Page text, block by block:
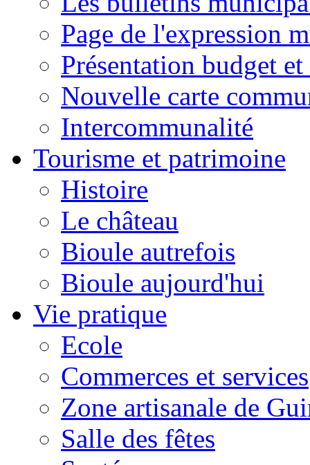
Page de l'expression
Présentation budget
Nouvelle carte
Intercommunalité
Tourisme et patrimoine
Histoire
Le château
Bioule autrefois
Bioule aujourd'hui
Vie pratique
Ecole
Commerces et services
Zone artisanale de
Salle des fêtes